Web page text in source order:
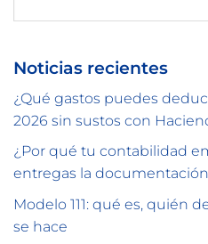
Noticias recientes
¿Qué gastos puedes
2026 sin sustos con
¿Por qué tu contabilidad
entregas la
Modelo 111: qué es, quién
se hace